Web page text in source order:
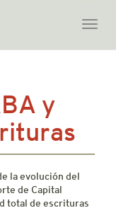
Toggle
y
la evolución del
de Capital
total de escrituras